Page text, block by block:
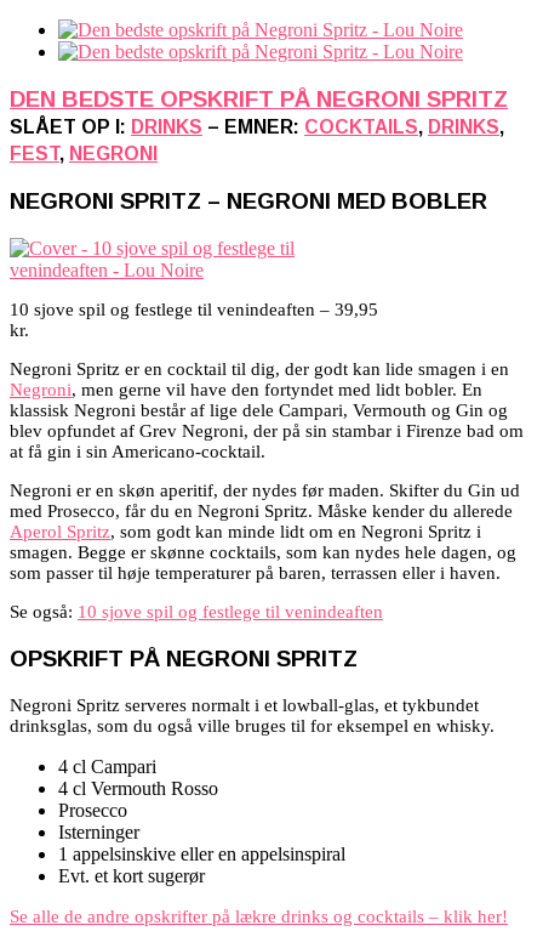
DEN BEDSTE OPSKRIFT PÅ NEGRONI SPRITZ
SLÅET OP I: DRINKS – EMNER: COCKTAILS, DRINKS,
FEST, NEGRONI
NEGRONI SPRITZ – NEGRONI MED BOBLER
10 sjove spil og festlege til venindeaften – 39,95
kr.
Negroni Spritz er en cocktail til dig, der godt kan lide smagen i en
Negroni, men gerne vil have den fortyndet med lidt bobler. En
klassisk Negroni består af lige dele Campari, Vermouth og Gin og
blev opfundet af Grev Negroni, der på sin stambar i Firenze bad om
at få gin i sin Americano-cocktail.
Negroni er en skøn aperitif, der nydes før maden. Skifter du Gin ud
med Prosecco, får du en Negroni Spritz. Måske kender du allerede
Aperol Spritz, som godt kan minde lidt om en Negroni Spritz i
smagen. Begge er skønne cocktails, som kan nydes hele dagen, og
som passer til høje temperaturer på baren, terrassen eller i haven.
Se også: 10 sjove spil og festlege til venindeaften
OPSKRIFT PÅ NEGRONI SPRITZ
Negroni Spritz serveres normalt i et lowball-glas, et tykbundet
drinksglas, som du også ville bruges til for eksempel en whisky.
4 cl Campari
4 cl Vermouth Rosso
Prosecco
Isterninger
1 appelsinskive eller en appelsinspiral
Evt. et kort sugerør
Se alle de andre opskrifter på lækre drinks og cocktails – klik her!